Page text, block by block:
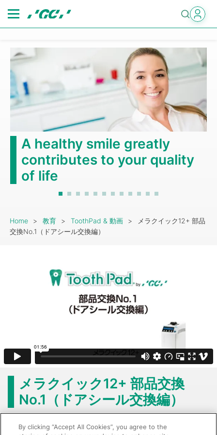
main
A healthy smile greatly
contributes to your quality
of life
Breadcrumb
Home 教育 ToothPad & 動画
メラクイック12+ 部品
交換No.1（ドアシール交換編）
メラクイック12+ 部品交換
No.1（ドアシール交換編）
すべての商品を見る
By clicking “Accept All Cookies”, you agree to the